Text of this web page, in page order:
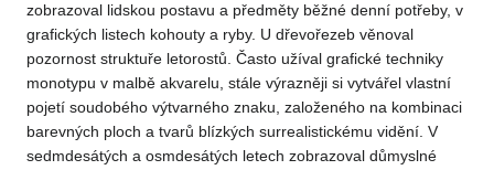
zobrazoval lidskou postavu a předměty běžné denní potřeby, v
grafických listech kohouty a ryby. U dřevořezeb věnoval
pozornost struktuře letorostů. Často užíval grafické techniky
monotypu v malbě akvarelu, stále výrazněji si vytvářel vlastní
pojetí soudobého výtvarného znaku, založeného na kombinaci
barevných ploch a tvarů blízkých surrealistickému vidění. V
sedmdesátých a osmdesátých letech zobrazoval důmyslné